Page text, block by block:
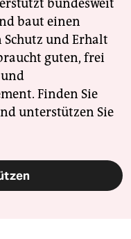
bundesweit
baut einen
und Erhalt
guten, frei
Finden Sie
unterstützen Sie